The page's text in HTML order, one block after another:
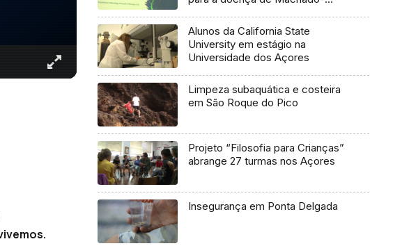
Alunos da California State
University em estágio na
Universidade dos Açores
Limpeza subaquática e costeira
em São Roque do Pico
Projeto “Filosofia para Crianças”
abrange 27 turmas nos Açores
Insegurança em Ponta Delgada